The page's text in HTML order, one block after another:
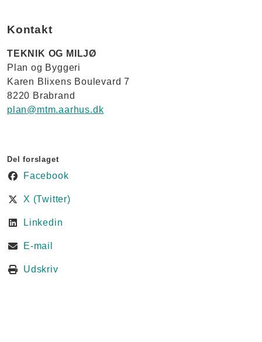
Kontakt
TEKNIK OG MILJØ
Plan og Byggeri
Karen Blixens Boulevard 7
8220 Brabrand
plan@mtm.aarhus.dk
Del forslaget
Facebook
X (Twitter)
Linkedin
E-mail
Udskriv